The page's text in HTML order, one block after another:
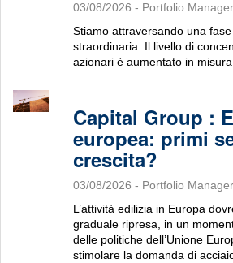
03/08/2026 - Portfolio Manager
Stiamo attraversando una
straordinaria. Il livello di
azionari è aumentato in misura
Capital Group :
europea: primi
crescita?
03/08/2026 - Portfolio Manager
L’attività edilizia in Europa
graduale ripresa, in un
delle politiche dell’Unione
stimolare la domanda di